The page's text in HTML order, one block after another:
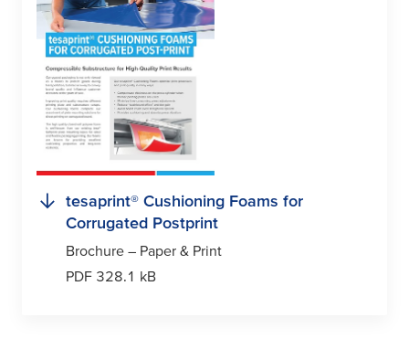
tesaprint® Cushioning Foams for
Corrugated Postprint
Brochure – Paper & Print
PDF 328.1 kB